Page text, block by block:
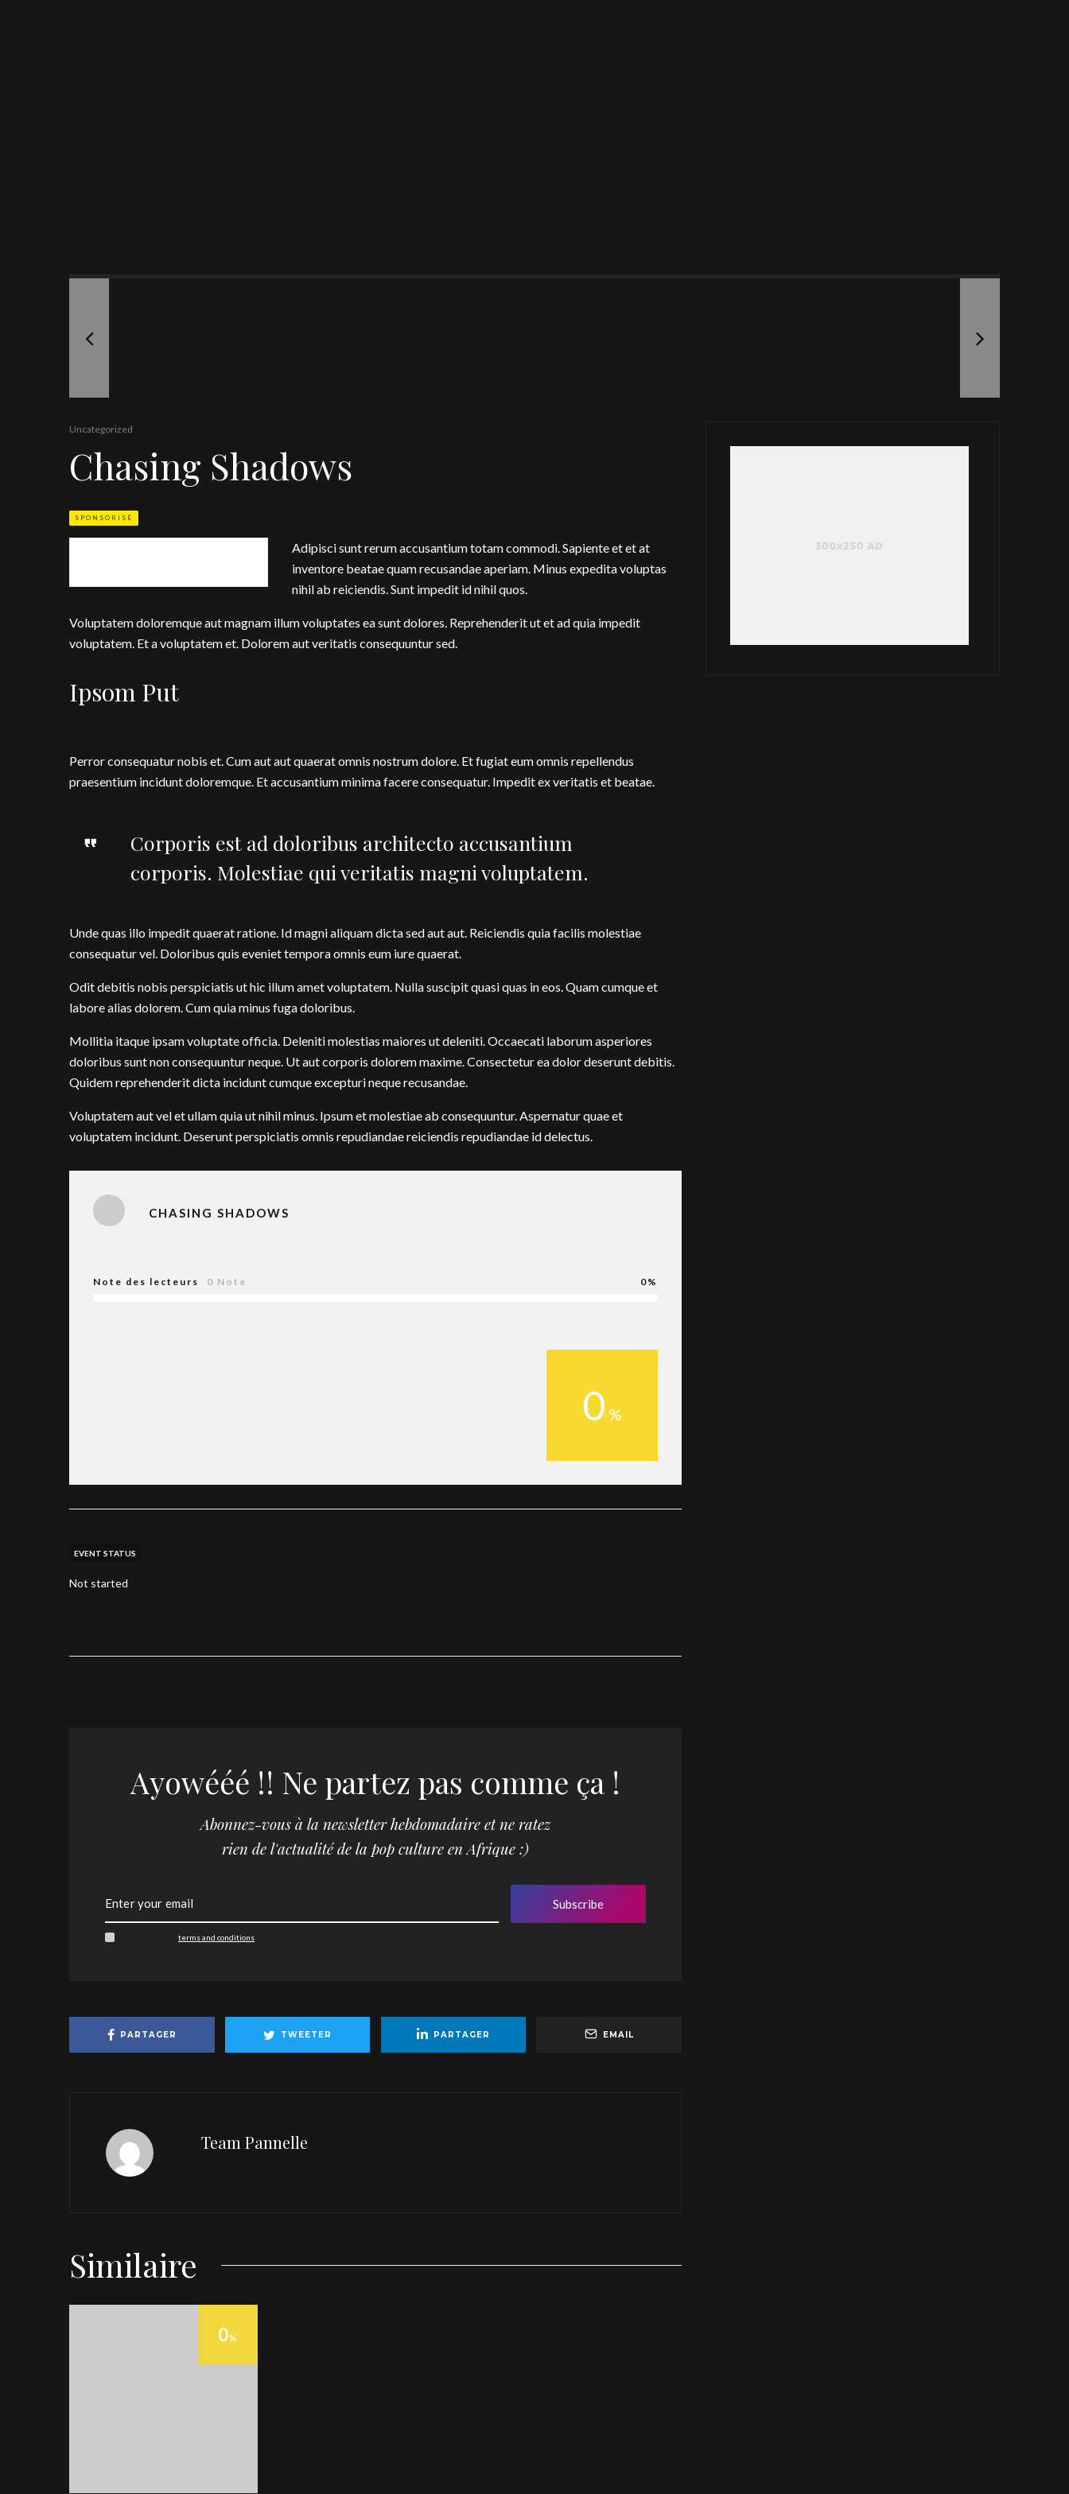
Uncategorized
Chasing Shadows
SPONSORISÉ
Adipisci sunt rerum accusantium totam commodi. Sapiente et et at
inventore beatae quam recusandae aperiam. Minus expedita voluptas
nihil ab reiciendis. Sunt impedit id nihil quos.
Voluptatem doloremque aut magnam illum voluptates ea sunt dolores. Reprehenderit ut et ad quia impedit
voluptatem. Et a voluptatem et. Dolorem aut veritatis consequuntur sed.
Ipsom Put
Perror consequatur nobis et. Cum aut aut quaerat omnis nostrum dolore. Et fugiat eum omnis repellendus
praesentium incidunt doloremque. Et accusantium minima facere consequatur. Impedit ex veritatis et beatae.
Corporis est ad doloribus architecto accusantium
corporis. Molestiae qui veritatis magni voluptatem.
Unde quas illo impedit quaerat ratione. Id magni aliquam dicta sed aut aut. Reiciendis quia facilis molestiae
consequatur vel. Doloribus quis eveniet tempora omnis eum iure quaerat.
Odit debitis nobis perspiciatis ut hic illum amet voluptatem. Nulla suscipit quasi quas in eos. Quam cumque et
labore alias dolorem. Cum quia minus fuga doloribus.
Mollitia itaque ipsam voluptate officia. Deleniti molestias maiores ut deleniti. Occaecati laborum asperiores
doloribus sunt non consequuntur neque. Ut aut corporis dolorem maxime. Consectetur ea dolor deserunt debitis.
Quidem reprehenderit dicta incidunt cumque excepturi neque recusandae.
Voluptatem aut vel et ullam quia ut nihil minus. Ipsum et molestiae ab consequuntur. Aspernatur quae et
voluptatem incidunt. Deserunt perspiciatis omnis repudiandae reiciendis repudiandae id delectus.
CHASING SHADOWS
Note des lecteurs 0 Note 0
0
EVENT STATUS
Not started
Ayowééé !! Ne partez pas comme ça !
Abonnez-vous à la newsletter hebdomadaire et ne ratez
rien de l'actualité de la pop culture en Afrique :)
Subscribe
terms and conditions
PARTAGER TWEETER PARTAGER EMAIL
Team Pannelle
Similaire
0%